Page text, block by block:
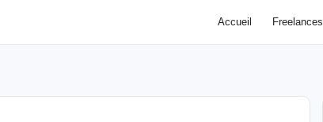
Accueil Freelances